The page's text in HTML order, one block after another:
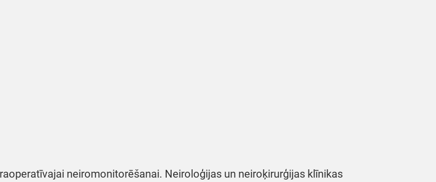
neiromonitorēšanai. Neiroloģijas un neiroķirurģijas klīnikas